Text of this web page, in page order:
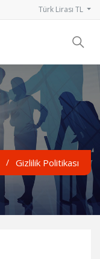
Türk Lirası TL
Gizlilik Politikası